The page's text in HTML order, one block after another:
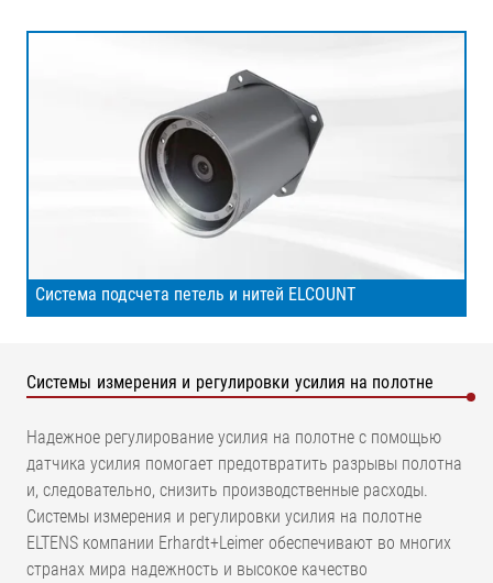
Система подсчета петель и нитей ELCOUNT
Системы измерения и регулировки усилия на полотне
Надежное регулирование усилия на полотне с помощью
датчика усилия помогает предотвратить разрывы полотна
и, следовательно, снизить производственные расходы.
Системы измерения и регулировки усилия на полотне
ELTENS компании Erhardt+Leimer обеспечивают во многих
странах мира надежность и высокое качество